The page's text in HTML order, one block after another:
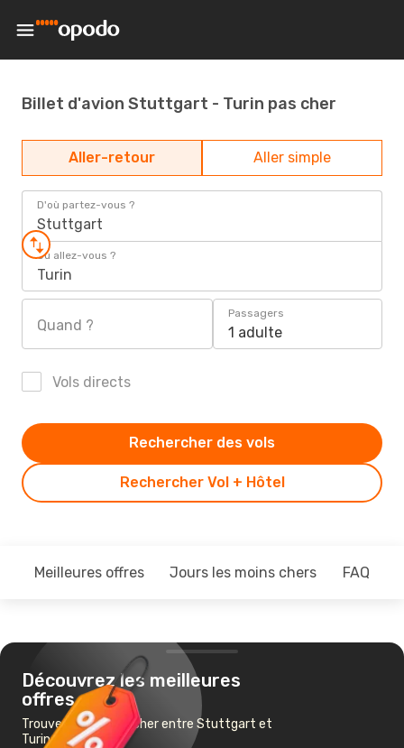
Billet d'avion Stuttgart - Turin pas cher
Aller-retour Aller simple
D'où partez-vous ?
Stuttgart
Où allez-vous ?
Turin
Quand ?
Passagers
1 adulte
Vols directs
Rechercher Vol + Hôtel
Rechercher des vols
Meilleures offres Jours les moins chers FAQ
Découvrez les meilleures
offres
Trouvez un vol pas cher entre Stuttgart et
Turin